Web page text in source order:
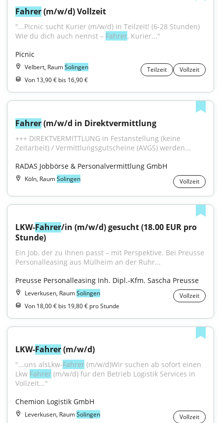
Fahrer (m/w/d) Vollzeit
"...Picnic sucht Kurier (m/w/d) in Teilzeit! (6-28 Stunden)
Wie du dich auch nennst – Fahrer, Kurier..."
Picnic
Velbert, RaumSolingen Teilzeit
Vollzeit
Von 13,90 € bis 16,90 €
Fahrer (m/w/d in Direktvermittlung
+++ DIREKTVERMITTLUNG in Festanstellung (keine
Zeitarbeit) / Vermittlungsgutscheine (AVGS) werden...
RADAS Jobbörse & Personalvermittlung GmbH
Köln, RaumSolingen Vollzeit
LKW-Fahrer/in (m/w/d) gesucht (18.00 EUR pro
Stunde)
Ein Job, der zu Ihnen passt – mit Perspektive. Bei Preusse
Personalleasing aus Mülheim an der Ruhr...
Preusse Personalleasing Inh. Dipl.-Kfm. Sascha Preusse
Leverkusen, RaumSolingen
Vollzeit
Von 18,00 € bis 19,80 € pro Stunde
LKW-Fahrer (m/w/d)
"...uns alsLkw-Fahrer (m/w/d)Wir suchen ab sofort einen
Lkw Fahrer (m/w/d) für den Betrieb Logistik Services in
Vollzeit..."
Chemion Logistik GmbH
Leverkusen, RaumSolingen Vollzeit